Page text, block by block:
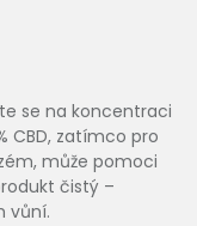
se na koncentraci
CBD, zatímco pro
může pomoci
čistý –
vůní.